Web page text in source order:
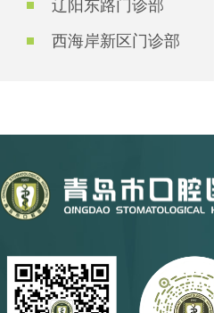
辽阳东路门诊部
西海岸新区门诊部